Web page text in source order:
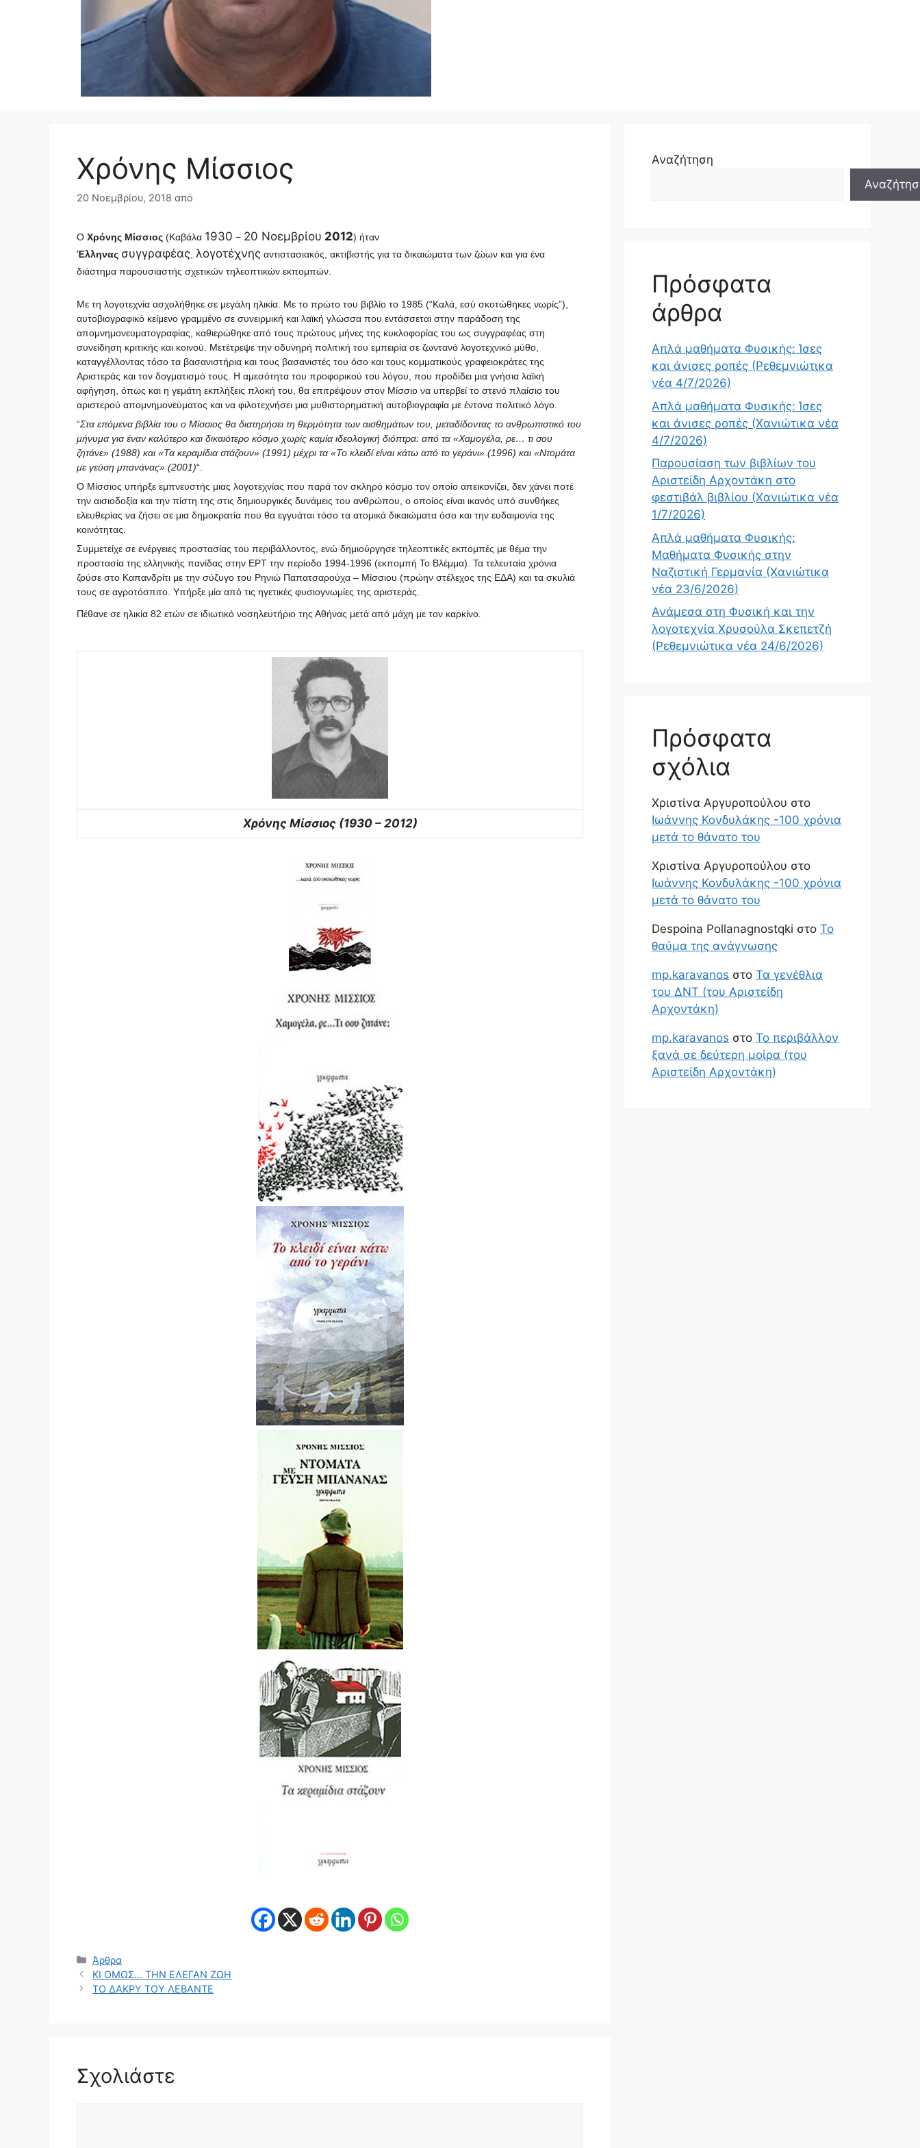
Χρόνης Μίσσιος
20 Νοεμβρίου, 2018 από
Ο Χρόνης Μίσσιος (Καβάλα 1930 − 20 Νοεμβρίου 2012) ήταν
Έλληνας συγγραφέας, λογοτέχνης αντιστασιακός, ακτιβιστής για τα δικαιώματα των ζώων και για ένα
διάστημα παρουσιαστής σχετικών τηλεοπτικών εκπομπών.
Με τη λογοτεχνία ασχολήθηκε σε μεγάλη ηλικία. Με το πρώτο του βιβλίο το 1985 (“Καλά, εσύ σκοτώθηκες νωρίς”),
αυτοβιογραφικό κείμενο γραμμένο σε συνειρμική και λαϊκή γλώσσα που εντάσσεται στην παράδοση της
απομνημονευματογραφίας, καθιερώθηκε από τους πρώτους μήνες της κυκλοφορίας του ως συγγραφέας στη
συνείδηση κριτικής και κοινού. Μετέτρεψε την οδυνηρή πολιτική του εμπειρία σε ζωντανό λογοτεχνικό μύθο,
καταγγέλλοντας τόσο τα βασανιστήρια και τους βασανιστές του όσο και τους κομματικούς γραφειοκράτες της
Αριστεράς και τον δογματισμό τους. Η αμεσότητα του προφορικού του λόγου, που προδίδει μια γνήσια λαϊκή
αφήγηση, όπως και η γεμάτη εκπλήξεις πλοκή του, θα επιτρέψουν στον Μίσσιο να υπερβεί το στενό πλαίσιο του
αριστερού απομνημονεύματος και να φιλοτεχνήσει μια μυθιστορηματική αυτοβιογραφία με έντονα πολιτικό λόγο.
“Στα επόμενα βιβλία του ο Μίσσιος θα διατηρήσει τη θερμότητα των αισθημάτων του, μεταδίδοντας το ανθρωπιστικό του
μήνυμα για έναν καλύτερο και δικαιότερο κόσμο χωρίς καμία ιδεολογική διόπτρα: από τα «Χαμογέλα, ρε… τι σου
ζητάνε» (1988) και «Τα κεραμίδια στάζουν» (1991) μέχρι τα «Το κλειδί είναι κάτω από το γεράνι» (1996) και «Ντομάτα
με γεύση μπανάνας» (2001)“.
Ο Μίσσιος υπήρξε εμπνευστής μιας λογοτεχνίας που παρά τον σκληρό κόσμο τον οποίο απεικονίζει, δεν χάνει ποτέ
την αισιοδοξία και την πίστη της στις δημιουργικές δυνάμεις του ανθρώπου, ο οποίος είναι ικανός υπό συνθήκες
ελευθερίας να ζήσει σε μια δημοκρατία που θα εγγυάται τόσο τα ατομικά δικαιώματα όσο και την ευδαιμονία της
κοινότητας.
Συμμετείχε σε ενέργειες προστασίας του περιβάλλοντος, ενώ δημιούργησε τηλεοπτικές εκπομπές με θέμα την
προστασία της ελληνικής πανίδας στην ΕΡΤ την περίοδο 1994-1996 (εκπομπή Το Βλέμμα). Τα τελευταία χρόνια
ζούσε στο Καπανδρίτι με την σύζυγο του Ρηνιώ Παπατσαρούχα – Μίσσιου (πρώην στέλεχος της ΕΔΑ) και τα σκυλιά
τους σε αγροτόσπιτο. Υπήρξε μία από τις ηγετικές φυσιογνωμίες της αριστεράς.
Πέθανε σε ηλικία 82 ετών σε ιδιωτικό νοσηλευτήριο της Αθήνας μετά από μάχη με τον καρκίνο
Χρόνης Μίσσιος (1930 – 2012)
Κατηγορίες
Άρθρα
ΚΙ ΟΜΩΣ… ΤΗΝ ΕΛΕΓΑΝ ΖΩΗ
ΤΟ ΔΑΚΡΥ ΤΟΥ ΛΕΒΑΝΤΕ
Σχολιάστε
Αναζήτηση
Πρόσφατα
άρθρα
Απλά μαθήματα Φυσικής: Ίσες
και άνισες ροπές (Ρεθεμνιώτικα
νέα 4/7/2026)
Απλά μαθήματα Φυσικής: Ίσες
και άνισες ροπές (Χανιώτικα νέα
4/7/2026)
Παρουσίαση των βιβλίων του
Αριστείδη Αρχοντάκη στο
φεστιβάλ βιβλίου (Χανιώτικα νέα
1/7/2026)
Απλά μαθήματα Φυσικής:
Μαθήματα Φυσικής στην
Ναζιστική Γερμανία (Χανιώτικα
νέα 23/6/2026)
Ανάμεσα στη Φυσική και την
λογοτεχνία Χρυσούλα Σκεπετζή
(Ρεθεμνιώτικα νέα 24/6/2026)
Πρόσφατα
σχόλια
Χριστίνα Αργυροπούλου στο
Ιωάννης Κονδυλάκης -100 χρόνια
μετά το θάνατο του
Χριστίνα Αργυροπούλου στο
Ιωάννης Κονδυλάκης -100 χρόνια
μετά το θάνατο του
Despoina Pollanagnostqki στο Το
θαύμα της ανάγνωσης
mp.karavanos στο Τα γενέθλια
του ΔΝΤ (του Αριστείδη
Αρχοντάκη)
mp.karavanos στο Το περιβάλλον
ξανά σε δεύτερη μοίρα (του
Αριστείδη Αρχοντάκη)